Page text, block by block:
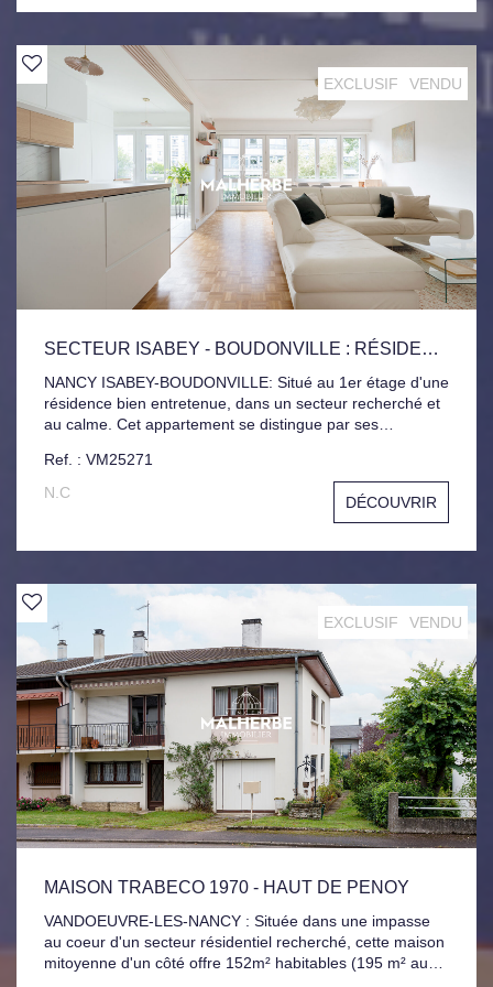
ce bien.
EXCLUSIF VENDU
SECTEUR ISABEY - BOUDONVILLE : RÉSIDENCE BIEN TENUE
NANCY ISABEY-BOUDONVILLE: Situé au 1er étage d'une
résidence bien entretenue, dans un secteur recherché et
au calme. Cet appartement se distingue par ses
travaux à prévoir. Il se compose d'une entrée avec
dressing, une cuisine aménagée et équipée avec îlot
central, ouverte sur un séjour Lumineux, 2 chambres,
Salle de bains, une cave en annexe. Travaux de façade
avec isolation par l'extérieur réglés par le Vendeur. Les
individuel, l'eau chaude et l'eau froide, Gardien et
services pour une gestion simplifiée de votre budget.
Ref. : VM25271
N.C
DÉCOUVRIR
EXCLUSIF VENDU
MAISON TRABECO 1970 - HAUT DE PENOY
VANDOEUVRE-LES-NANCY : Située dans une impasse
au coeur d'un secteur résidentiel recherché, cette maison
mitoyenne d'un côté offre 152m² habitables (195 m² au